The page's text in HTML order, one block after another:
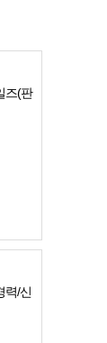
즈(판
력/신